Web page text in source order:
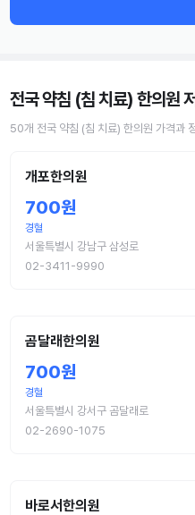
전국 약침 (침 치료) 한의원
50개 전국 약침 (침 치료) 한의원 가격과
개포한의원
700원
경혈
서울특별시 강남구 삼성로
02-3411-9990
곰달래한의원
700원
경혈
서울특별시 강서구 곰달래로
02-2690-1075
바로서한의원